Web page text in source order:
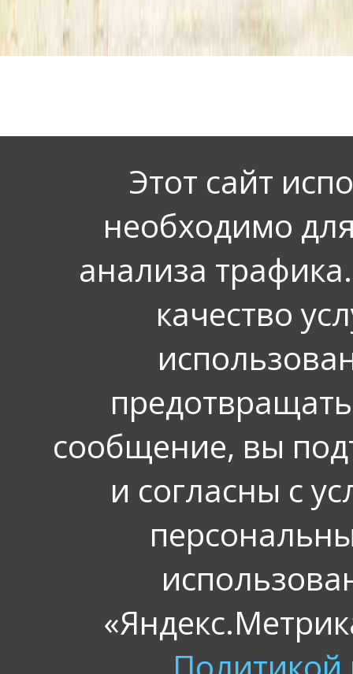
Этот сайт
необходимо
анализа
качество
сообщение, вы
и согласны с